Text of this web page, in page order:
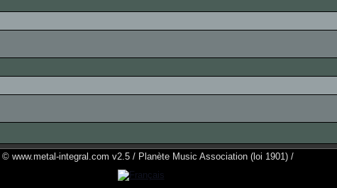
© www.metal-integral.com v2.5 / Planète Music Association (loi 1901) /